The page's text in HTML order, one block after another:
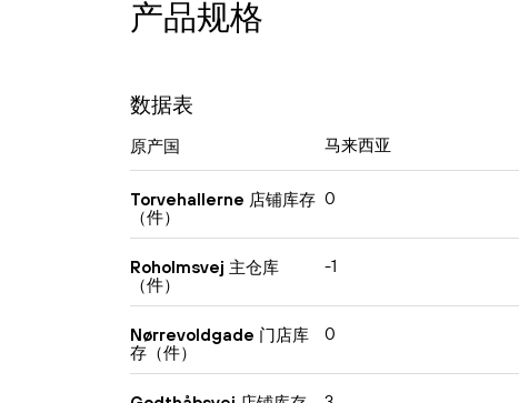
产品规格
数据表
原产国 马来西亚
Torvehallerne 店铺库存
（件）
0
Roholmsvej 主仓库
（件）
-1
Nørrevoldgade 门店库
存（件）
0